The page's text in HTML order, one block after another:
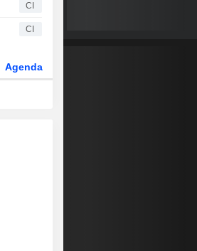
CI
CI
Agenda